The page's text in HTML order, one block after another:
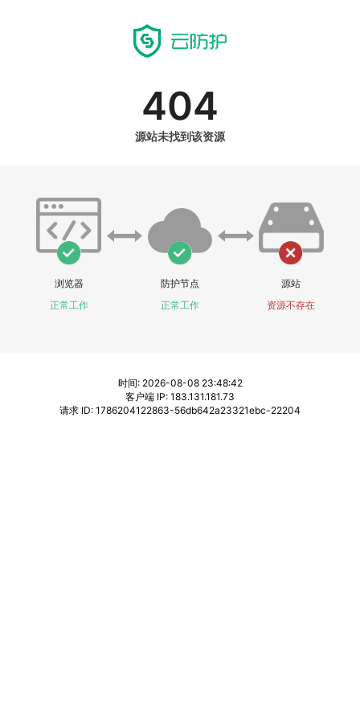
404
源站未找到该资源
浏览器
正常工作
防护节点
正常工作
源站
资源不存在
时间: 2026-08-08 23:48:42
客户端 IP: 183.131.181.73
请求 ID: 1786204122863-56db642a23321ebc-22204